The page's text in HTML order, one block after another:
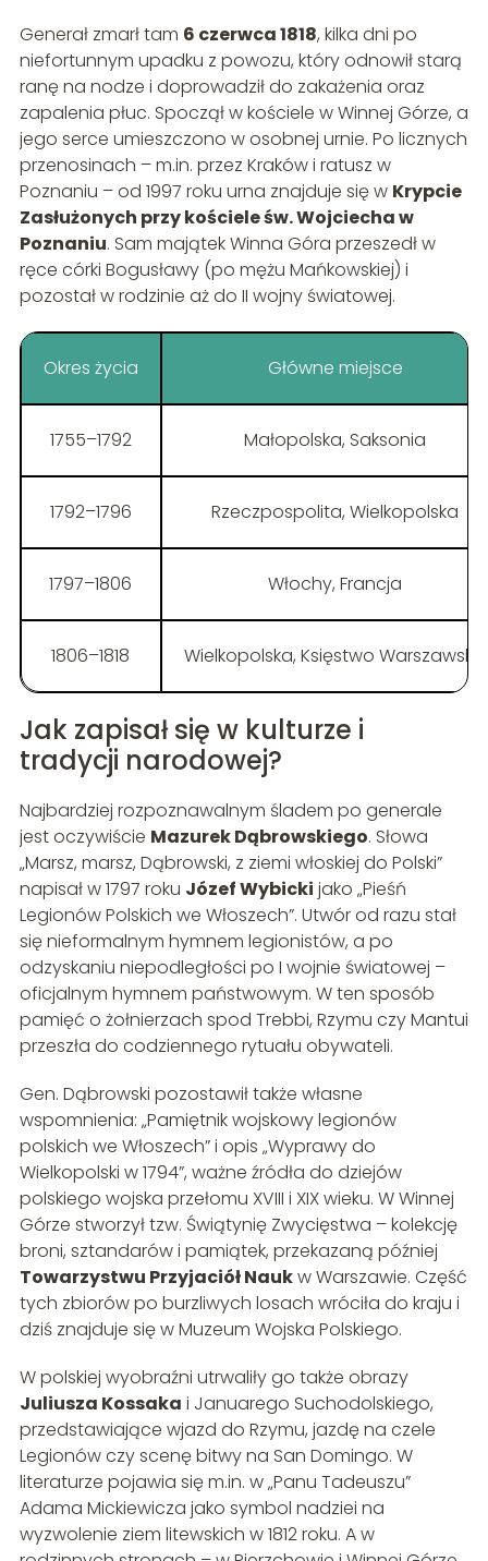
Generał zmarł tam 6 czerwca 1818, kilka dni po
niefortunnym upadku z powozu, który odnowił starą
ranę na nodze i doprowadził do zakażenia oraz
zapalenia płuc. Spoczął w kościele w Winnej Górze, a
jego serce umieszczono w osobnej urnie. Po licznych
przenosinach – m.in. przez Kraków i ratusz w
Poznaniu – od 1997 roku urna znajduje się w Krypcie
Zasłużonych przy kościele św. Wojciecha w
Poznaniu. Sam majątek Winna Góra przeszedł w
ręce córki Bogusławy (po mężu Mańkowskiej) i
pozostał w rodzinie aż do II wojny światowej.
Okres życia Główne miejsce
1755–1792 Małopolska, Saksonia
1792–1796 Rzeczpospolita, Wielkopolska
1797–1806 Włochy, Francja
1806–1818 Wielkopolska, Księstwo Warszawskie
Jak zapisał się w kulturze i
tradycji narodowej?
Najbardziej rozpoznawalnym śladem po generale
jest oczywiście Mazurek Dąbrowskiego. Słowa
„Marsz, marsz, Dąbrowski, z ziemi włoskiej do Polski”
napisał w 1797 roku Józef Wybicki jako „Pieśń
Legionów Polskich we Włoszech”. Utwór od razu stał
się nieformalnym hymnem legionistów, a po
odzyskaniu niepodległości po I wojnie światowej –
oficjalnym hymnem państwowym. W ten sposób
pamięć o żołnierzach spod Trebbi, Rzymu czy Mantui
przeszła do codziennego rytuału obywateli.
Gen. Dąbrowski pozostawił także własne
wspomnienia: „Pamiętnik wojskowy legionów
polskich we Włoszech” i opis „Wyprawy do
Wielkopolski w 1794”, ważne źródła do dziejów
polskiego wojska przełomu XVIII i XIX wieku. W Winnej
Górze stworzył tzw. Świątynię Zwycięstwa – kolekcję
broni, sztandarów i pamiątek, przekazaną później
Towarzystwu Przyjaciół Naukw Warszawie. Część
tych zbiorów po burzliwych losach wróciła do kraju i
dziś znajduje się w Muzeum Wojska Polskiego.
W polskiej wyobraźni utrwaliły go także obrazy
Juliusza Kossaka i Januarego Suchodolskiego,
przedstawiające wjazd do Rzymu, jazdę na czele
Legionów czy scenę bitwy na San Domingo. W
literaturze pojawia się m.in. w „Panu Tadeuszu”
Adama Mickiewicza jako symbol nadziei na
wyzwolenie ziem litewskich w 1812 roku. A w